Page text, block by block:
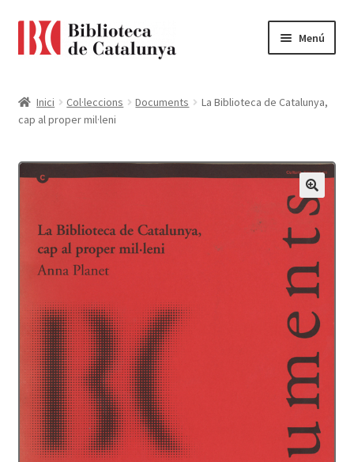
Menú
Accessibilitat
Cistella
Finalitzar compra
Payment
Protecció de dades
Termes i condicions
Inici Col·leccions Documents
La Biblioteca de Catalunya,
cap al proper mil·leni